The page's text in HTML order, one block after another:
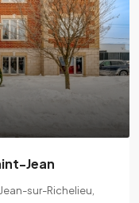
Jean
sur-Richelieu,